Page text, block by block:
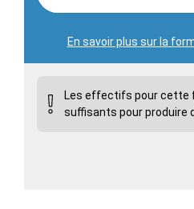
En savoir plus sur la
Les effectifs pour cette
suffisants pour produire